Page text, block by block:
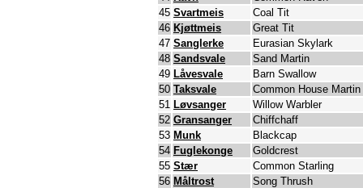
45 Svartmeis
Coal Tit
46 Kjøttmeis
Great Tit
47 Sanglerke
Eurasian Skylark
48 Sandsvale
Sand Martin
49 Låvesvale
Barn Swallow
50 Taksvale
Common House Martin
51 Løvsanger
Willow Warbler
52 Gransanger
Chiffchaff
53 Munk
Blackcap
54 Fuglekonge
Goldcrest
55 Stær
Common Starling
56 Måltrost
Song Thrush